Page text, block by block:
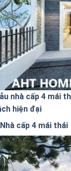
nhà cấp 4 mái
hiện đại
Nhà cấp 4 mái thái